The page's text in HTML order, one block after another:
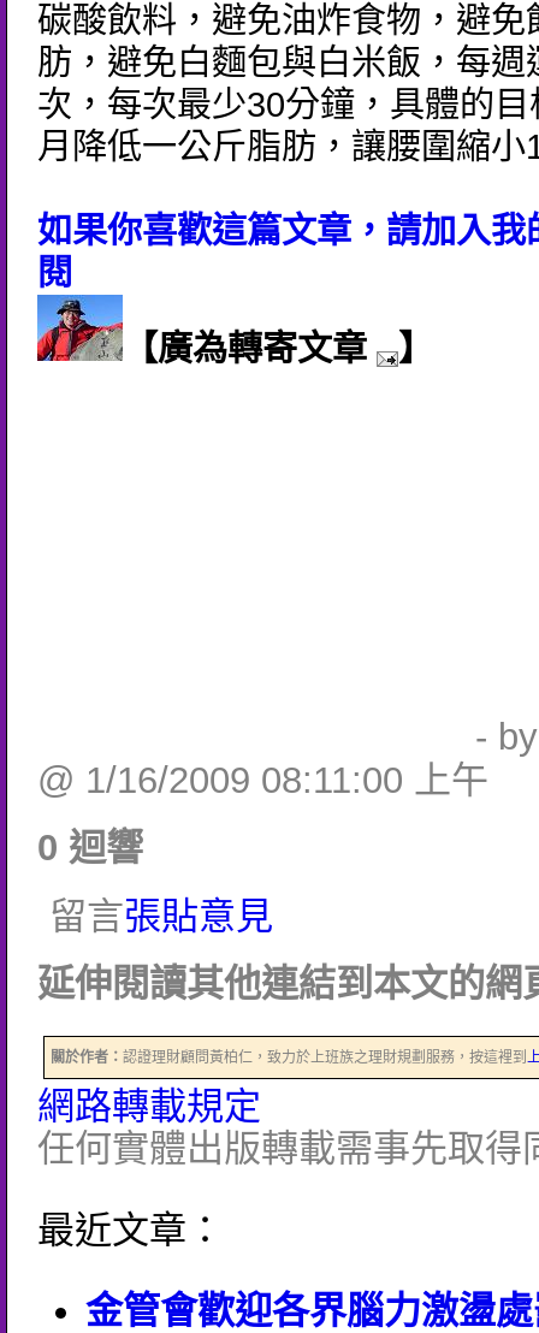
碳酸飲料，避免油炸食物，避免
肪，避免白麵包與白米飯，每週
次，每次最少30分鐘，具體的
月降低一公斤脂肪，讓腰圍縮小
如果你喜歡這篇文章，請加入我
閱
【廣為轉寄文章
】
-
@ 1/16/2009 08:11:00 上午
0 迴響
留言張貼意見
延伸閱讀其他連結到本文的網
關於作者： 認證理財顧問黃柏仁，致力於上班族之理財規劃服務，按這裡到
網路轉載規定
任何實體出版轉載需事先取得
最近文章：
金管會歡迎各界腦力激盪